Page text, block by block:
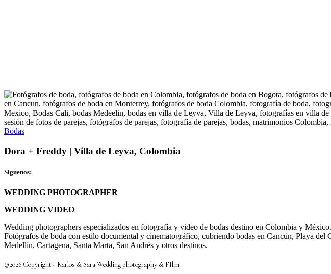
Bodas
Dora + Freddy | Villa de Leyva, Colombia
Siguenos:
WEDDING PHOTOGRAPHER
WEDDING VIDEO
Wedding photographers especializados en fotografía y video de bodas destino en Colombia y México.
Fotógrafos de boda con estilo documental y cinematográfico, cubriendo bodas en Cancún, Playa
Medellín, Cartagena, Santa Marta, San Andrés y otros destinos.
©2026 Copyright - Karlos & Sara Wedding photography & FIlm